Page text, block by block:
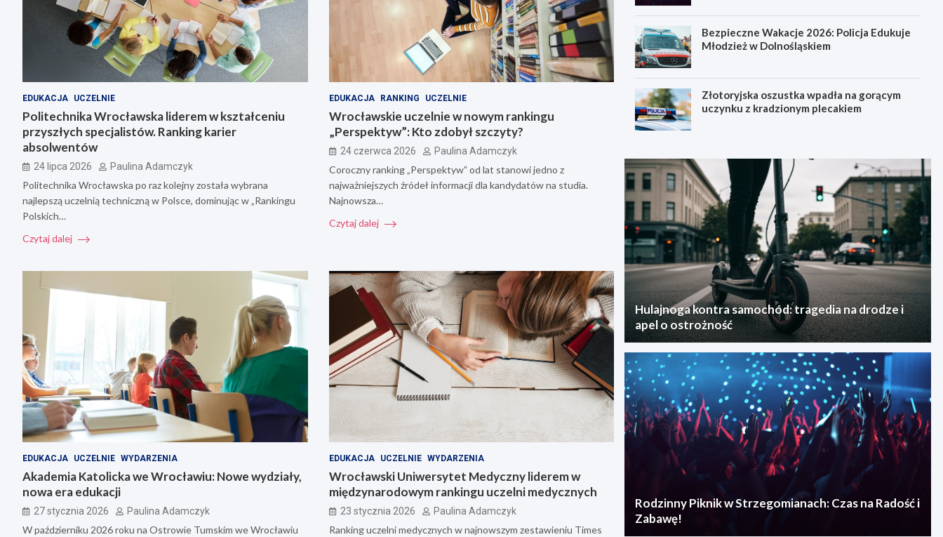
EDUKACJA UCZELNIE
Politechnika Wrocławska liderem w kształceniu
przyszłych specjalistów. Ranking karier
absolwentów
24 lipca 2026 Paulina Adamczyk
Politechnika Wrocławska po raz kolejny została wybrana
najlepszą uczelnią techniczną w Polsce, dominując w „Rankingu
Polskich…
Czytaj dalej
EDUKACJA RANKING UCZELNIE
Wrocławskie uczelnie w nowym rankingu
„Perspektyw”: Kto zdobył szczyty?
24 czerwca 2026 Paulina Adamczyk
Coroczny ranking „Perspektyw” od lat stanowi jedno z
najważniejszych źródeł informacji dla kandydatów na studia.
Najnowsza…
Czytaj dalej
EDUKACJA UCZELNIE WYDARZENIA
Akademia Katolicka we Wrocławiu: Nowe wydziały,
nowa era edukacji
27 stycznia 2026 Paulina Adamczyk
W październiku 2026 roku na Ostrowie Tumskim we Wrocławiu
EDUKACJA UCZELNIE WYDARZENIA
Wrocławski Uniwersytet Medyczny liderem w
międzynarodowym rankingu uczelni medycznych
23 stycznia 2026 Paulina Adamczyk
Ranking uczelni medycznych w najnowszym zestawieniu Times
Bezpieczne Wakacje 2026: Policja Edukuje
Młodzież w Dolnośląskiem
Złotoryjska oszustka wpadła na gorącym
uczynku z kradzionym plecakiem
Hulajnoga kontra samochód: tragedia na drodze i
apel o ostrożność
Rodzinny Piknik w Strzegomianach: Czas na Radość i
Zabawę!